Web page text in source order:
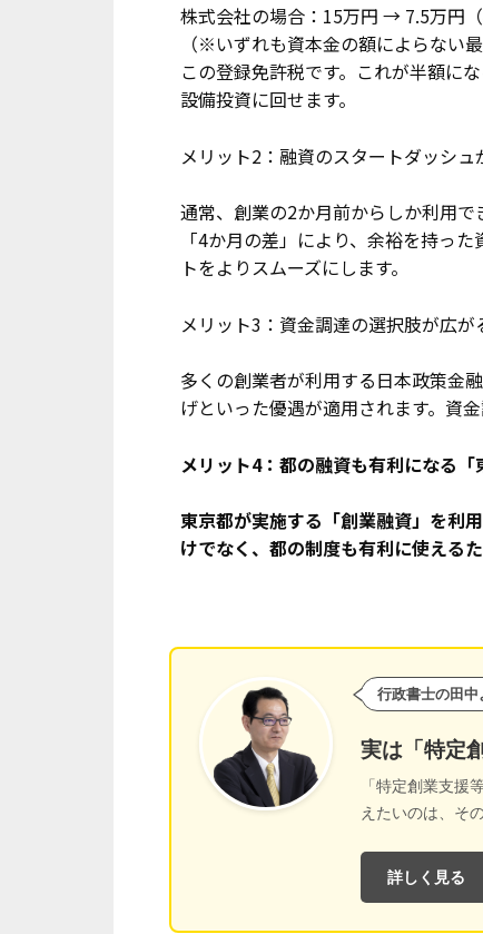
株式会社の場合：15万円 → 7.5万円
（※いずれも資本金の額によらない
この登録免許税です。これが半額に
設備投資に回せます。
メリット2：融資のスタートダッシュ
通常、創業の2か月前からしか利用
「4か月の差」により、余裕を持っ
トをよりスムーズにします。
メリット3：資金調達の選択肢が広が
多くの創業者が利用する日本政策金
げといった優遇が適用されます。資
メリット4：都の融資も有利になる「
東京都が実施する「創業融資」を利
けでなく、都の制度も有利に使える
行政書士の田
実は「特定
「特定創業支援
えたいのは、そ
詳しく見る